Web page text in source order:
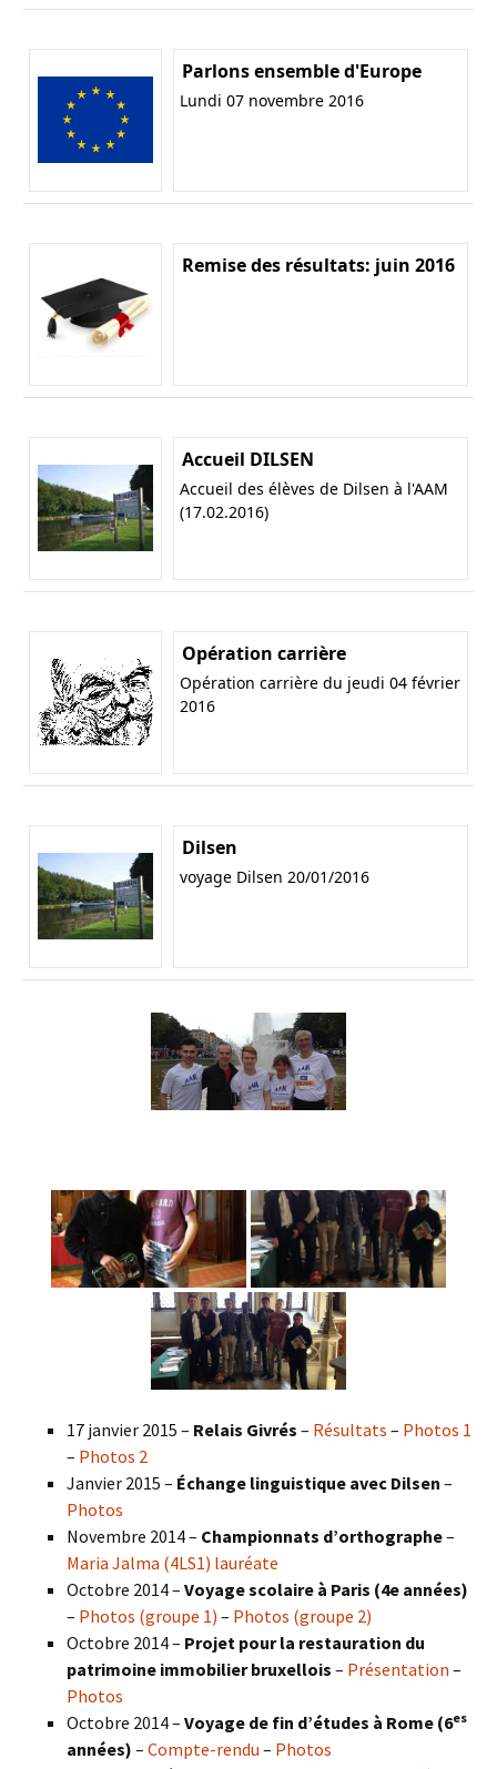
Parlons ensemble d'Europe
Lundi 07 novembre 2016
Remise des résultats: juin 2016
Accueil DILSEN
Accueil des élèves de Dilsen à l'AAM
(17.02.2016)
Opération carrière
Opération carrière du jeudi 04 février
2016
Dilsen
voyage Dilsen 20/01/2016
17 janvier 2015 – Relais Givrés – Résultats – Photos 1
– Photos 2
Janvier 2015 – Échange linguistique avec Dilsen –
Photos
Novembre 2014 – Championnats d’orthographe–
Maria Jalma (4LS1) lauréate
Octobre 2014 – Voyage scolaire à Paris (4e années)
– Photos (groupe 1) – Photos (groupe 2)
Octobre 2014 – Projet pour la restauration du
patrimoine immobilier bruxellois – Présentation –
Photos
Octobre 2014 – Voyage de fin d’études à Rome (6es
années) – Compte-rendu – Photos